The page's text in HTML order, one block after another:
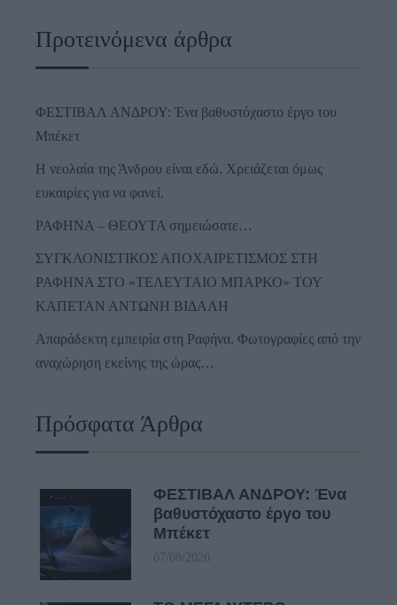
Προτεινόμενα άρθρα
ΦΕΣΤΙΒΑΛ ΑΝΔΡΟΥ: Ένα βαθυστόχαστο έργο του
Μπέκετ
Η νεολαία της Άνδρου είναι εδώ. Χρειάζεται όμως
ευκαιρίες για να φανεί.
ΡΑΦΗΝΑ – ΘΕΟΥΤΑ σημειώσατε…
ΣΥΓΚΛΟΝΙΣΤΙΚΟΣ ΑΠΟΧΑΙΡΕΤΙΣΜΟΣ ΣΤΗ
ΡΑΦΗΝΑ ΣΤΟ «ΤΕΛΕΥΤΑΙΟ ΜΠΑΡΚΟ» ΤΟΥ
ΚΑΠΕΤΑΝ ΑΝΤΩΝΗ ΒΙΔΑΛΗ
Απαράδεκτη εμπειρία στη Ραφήνα. Φωτογραφίες από την
αναχώρηση εκείνης της ώρας…
Πρόσφατα Άρθρα
ΦΕΣΤΙΒΑΛ ΑΝΔΡΟΥ: Ένα
βαθυστόχαστο έργο του
Μπέκετ
07/08/2026